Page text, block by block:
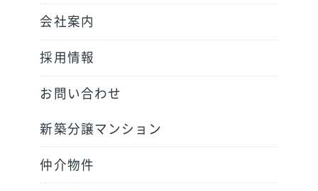
会社案内
採用情報
お問い合わせ
新築分譲マンション
仲介物件